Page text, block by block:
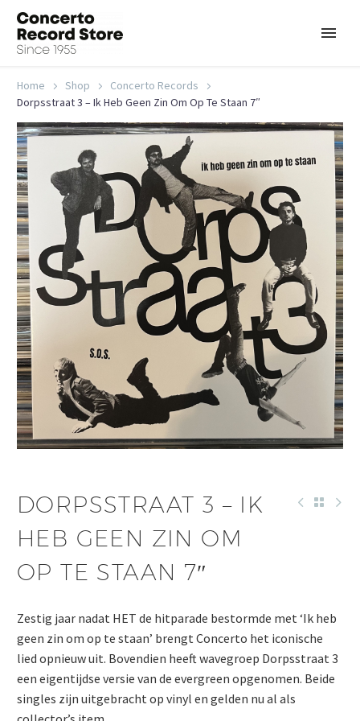
Home Shop
Concerto Records
Dorpsstraat 3 – Ik Heb Geen Zin Om Op Te Staan 7″
DORPSSTRAAT 3 – IK
HEB GEEN ZIN OM
OP TE STAAN 7″
Zestig jaar nadat HET de hitparade bestormde met ‘Ik heb
geen zin om op te staan’ brengt Concerto het iconische
lied opnieuw uit. Bovendien heeft wavegroep Dorpsstraat 3
een eigentijdse versie van de evergreen opgenomen. Beide
singles zijn uitgebracht op vinyl en gelden nu al als